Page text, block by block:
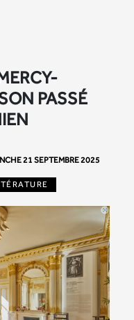
PASSÉ
21 SEPTEMBRE 2025